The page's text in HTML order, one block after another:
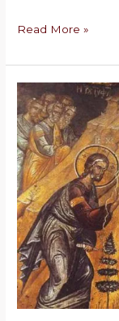
Read More »
Κυριακή
Ζ
´
Ματθαίου,
συκοφαντία-
βλασφημία
τῆς
Ἐκκλησίας